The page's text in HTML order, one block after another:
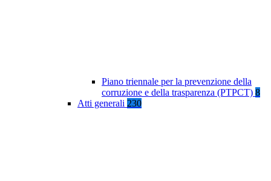
Piano triennale per la prevenzione della
corruzione e della trasparenza (PTPCT) 8
Atti generali 230